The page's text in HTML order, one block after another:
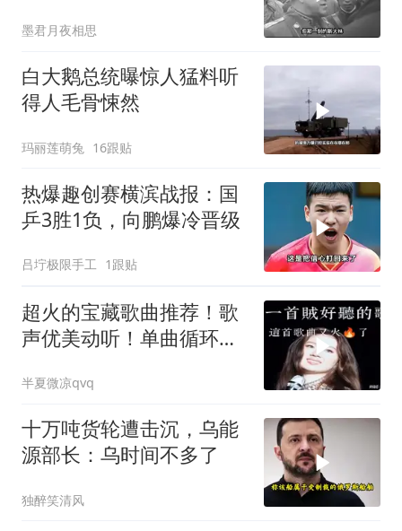
墨君月夜相思
白大鹅总统曝惊人猛料听
得人毛骨悚然
玛丽莲萌兔 16跟贴
热爆趣创赛横滨战报：国
乒3胜1负，向鹏爆冷晋级
吕坾极限手工 1跟贴
超火的宝藏歌曲推荐！歌
声优美动听！单曲循环停
半夏微凉qvq
十万吨货轮遭击沉，乌能
源部长：乌时间不多了
独醉笑清风